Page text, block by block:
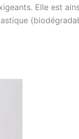
Elle est